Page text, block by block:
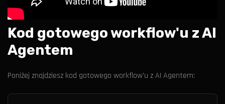
Kod gotowego workflow'u z AI
Agentem
Poniżej znajdziesz kod gotowego workflow'u z AI Agentem: